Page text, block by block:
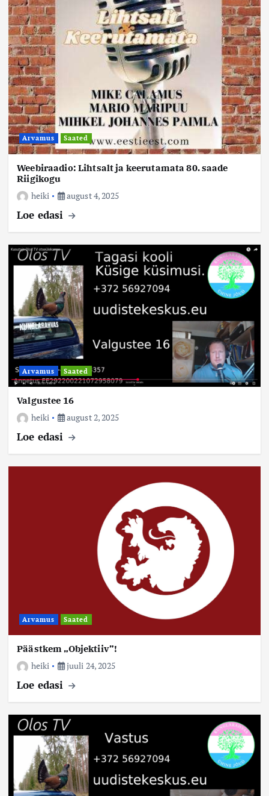
Arvamus Saated
Weebiraadio: Lihtsalt ja keerutamata 80. saade
Riigikogu
heiki
august 4, 2025
Loe edasi
Arvamus Saated
Valgustee 16
heiki
august 2, 2025
Loe edasi
Arvamus Saated
Päästkem „Objektiiv”!
heiki
juuli 24, 2025
Loe edasi